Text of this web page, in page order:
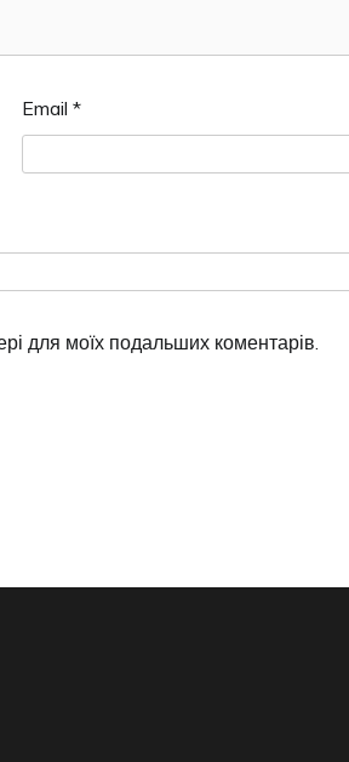
Email *
для моїх подальших коментарів.